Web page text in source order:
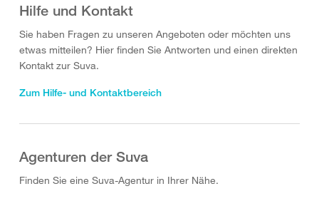
Hilfe und Kontakt
Sie haben Fragen zu unseren Angeboten oder möchten uns
etwas mitteilen? Hier finden Sie Antworten und einen direkten
Kontakt zur Suva.
Zum Hilfe- und Kontaktbereich
Agenturen der Suva
Finden Sie eine Suva-Agentur in Ihrer Nähe.